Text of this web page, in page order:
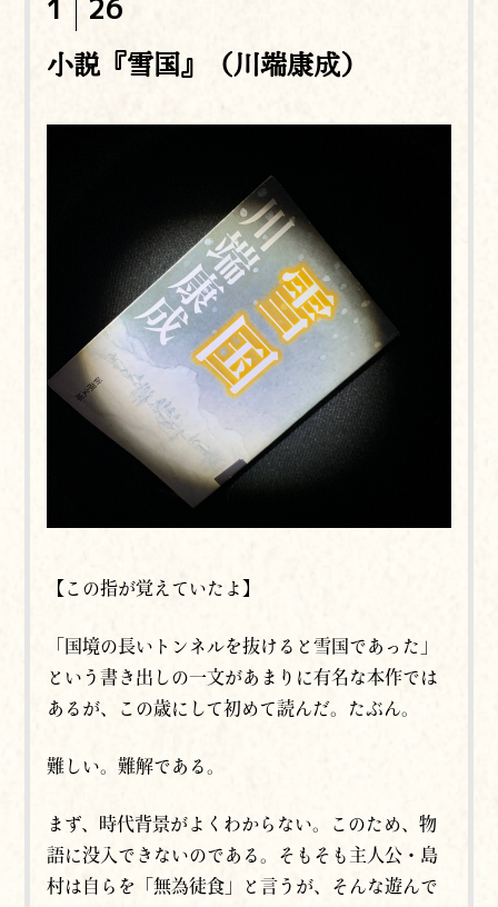
小説『雪国』（川端康成）
【この指が覚えていたよ】
「国境の長いトンネルを抜けると雪国であった」
という書き出しの一文があまりに有名な本作では
あるが、この歳にして初めて読んだ。たぶん。
難しい。難解である。
まず、時代背景がよくわからない。このため、物
語に没入できないのである。そもそも主人公・島
村は自らを「無為徒食」と言うが、そんな遊んで